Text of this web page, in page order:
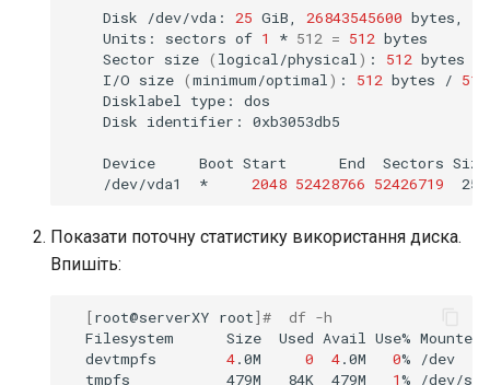
Disk /dev/vda: 25 GiB, 26843545600 bytes,
Units:
sectors of 1 * 512 = 512
Sector size ( logical/physical ) : 512 bytes
I/O size (minimum/optimal ) : 512 bytes / 512
Disklabel
type:
Disk identifier: 0xb3053db5
Device Boot Start End Sectors Size
/dev/vda1
* 2048 52428766 52426719 25G
Показати поточну статистику використання диска.
Впишіть:
[root@serverXY root]#  df -h
Filesystem
Size Used Avail Use% Mounted
devtmpfs
4.0M 0 4.0M 0%
tmpfs
479M 84K 479M 1%